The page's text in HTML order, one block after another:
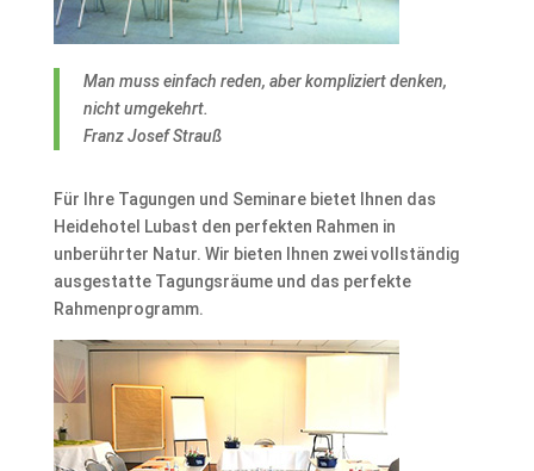
Man muss einfach reden, aber kompliziert denken,
nicht umgekehrt.
Franz Josef Strauß
Für Ihre Tagungen und Seminare bietet Ihnen das
Heidehotel Lubast den perfekten Rahmen in
unberührter Natur. Wir bieten Ihnen zwei vollständig
ausgestatte Tagungsräume und das perfekte
Rahmenprogramm.